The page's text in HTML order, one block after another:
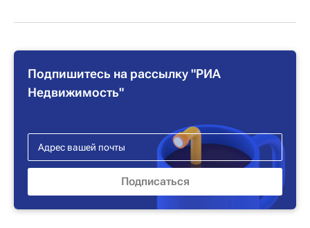
Подпишитесь на рассылку "РИА
Недвижимость"